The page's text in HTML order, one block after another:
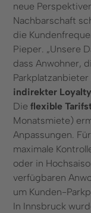
neue
Nachbarschaft
die
Pieper. „Unsere
dass Anwohner,
indirekter
Dieflexible
Monatsmiete)
Anpassungen.
maximale
oder in
verfügbaren
um Kunden-
In Innsbruck